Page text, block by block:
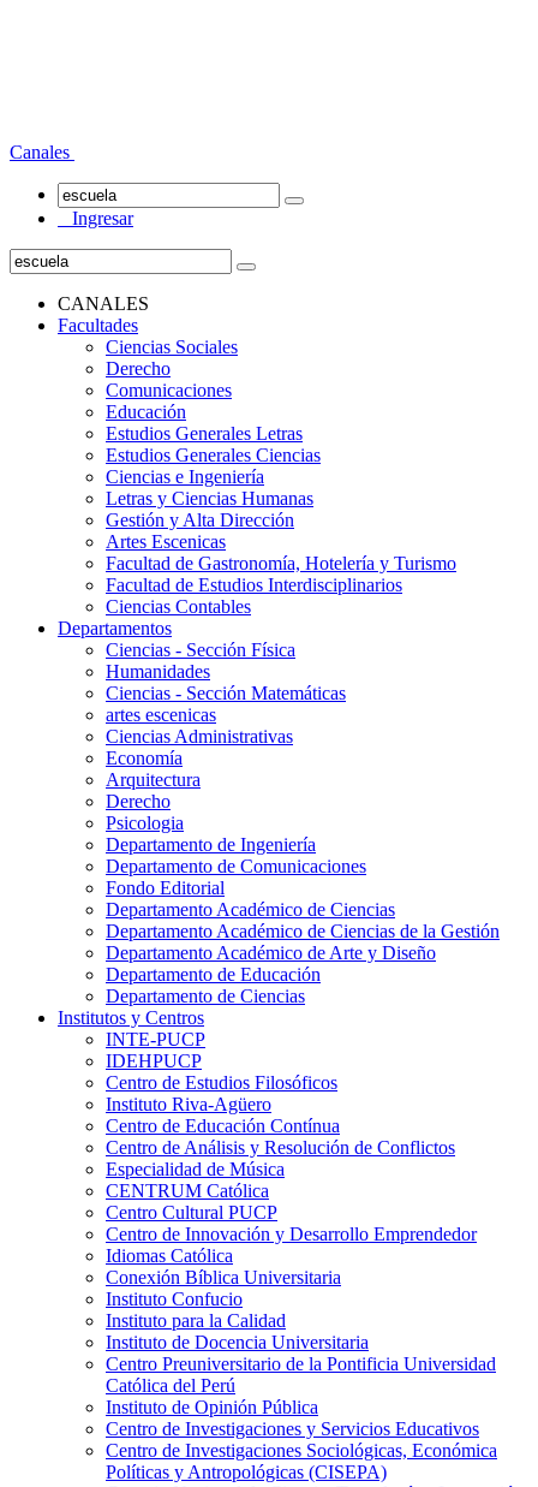
Canales
Ingresar
CANALES
Facultades
Ciencias Sociales
Derecho
Comunicaciones
Educación
Estudios Generales Letras
Estudios Generales Ciencias
Ciencias e Ingeniería
Letras y Ciencias Humanas
Gestión y Alta Dirección
Artes Escenicas
Facultad de Gastronomía, Hotelería y Turismo
Facultad de Estudios Interdisciplinarios
Ciencias Contables
Departamentos
Ciencias - Sección Física
Humanidades
Ciencias - Sección Matemáticas
artes escenicas
Ciencias Administrativas
Economía
Arquitectura
Derecho
Psicologia
Departamento de Ingeniería
Departamento de Comunicaciones
Fondo Editorial
Departamento Académico de Ciencias
Departamento Académico de Ciencias de la Gestión
Departamento Académico de Arte y Diseño
Departamento de Educación
Departamento de Ciencias
Institutos y Centros
INTE-PUCP
IDEHPUCP
Centro de Estudios Filosóficos
Instituto Riva-Agüero
Centro de Educación Contínua
Centro de Análisis y Resolución de Conflictos
Especialidad de Música
CENTRUM Católica
Centro Cultural PUCP
Centro de Innovación y Desarrollo Emprendedor
Idiomas Católica
Conexión Bíblica Universitaria
Instituto Confucio
Instituto para la Calidad
Instituto de Docencia Universitaria
Centro Preuniversitario de la Pontificia Universidad
Católica del Perú
Instituto de Opinión Pública
Centro de Investigaciones y Servicios Educativos
Centro de Investigaciones Sociológicas, Económica
Políticas y Antropológicas (CISEPA)